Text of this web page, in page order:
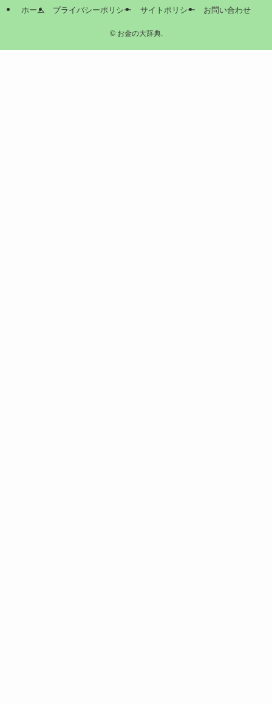
ホーム プライバシーポリシー サイトポリシー お問い合わせ
©お金の大辞典.